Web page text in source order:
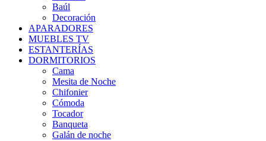
Baúl
Decoración
APARADORES
MUEBLES TV
ESTANTERÍAS
DORMITORIOS
Cama
Mesita de Noche
Chifonier
Cómoda
Tocador
Banqueta
Galán de noche